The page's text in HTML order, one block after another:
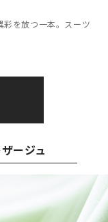
彩を放つ一本。スーツ
ージュ